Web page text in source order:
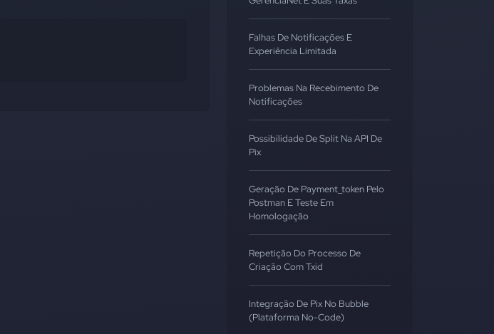
Falhas De Notificações E
Experiência Limitada
Problemas Na Recebimento De
Notificações
Possibilidade De Split Na API De
Pix
Geração De Payment_token Pelo
Postman E Teste Em
Homologação
Repetição Do Processo De
Criação Com Txid
Integração De Pix No Bubble
(Plataforma No-Code)